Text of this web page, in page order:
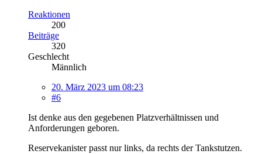
Reaktionen
200
Beiträge
320
Geschlecht
Männlich
20. März 2023 um 08:23
#6
Ist denke aus den gegebenen Platzverhältnissen und
Anforderungen geboren.
Reservekanister passt nur links, da rechts der Tankstutzen.